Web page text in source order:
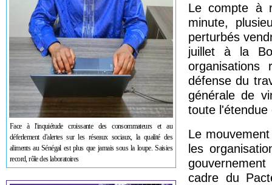
Face à l'inquiétude croissante des consommateurs et au
déferlement d'alertes sur les réseaux sociaux, la qualité des
aliments au Sénégal est plus que jamais sous la loupe. Saisies
record, rôle des laboratoires
Le compte à
minute,
perturbés
juillet à la
défense du
générale de
toute l'étendue
Le
les
cadre du